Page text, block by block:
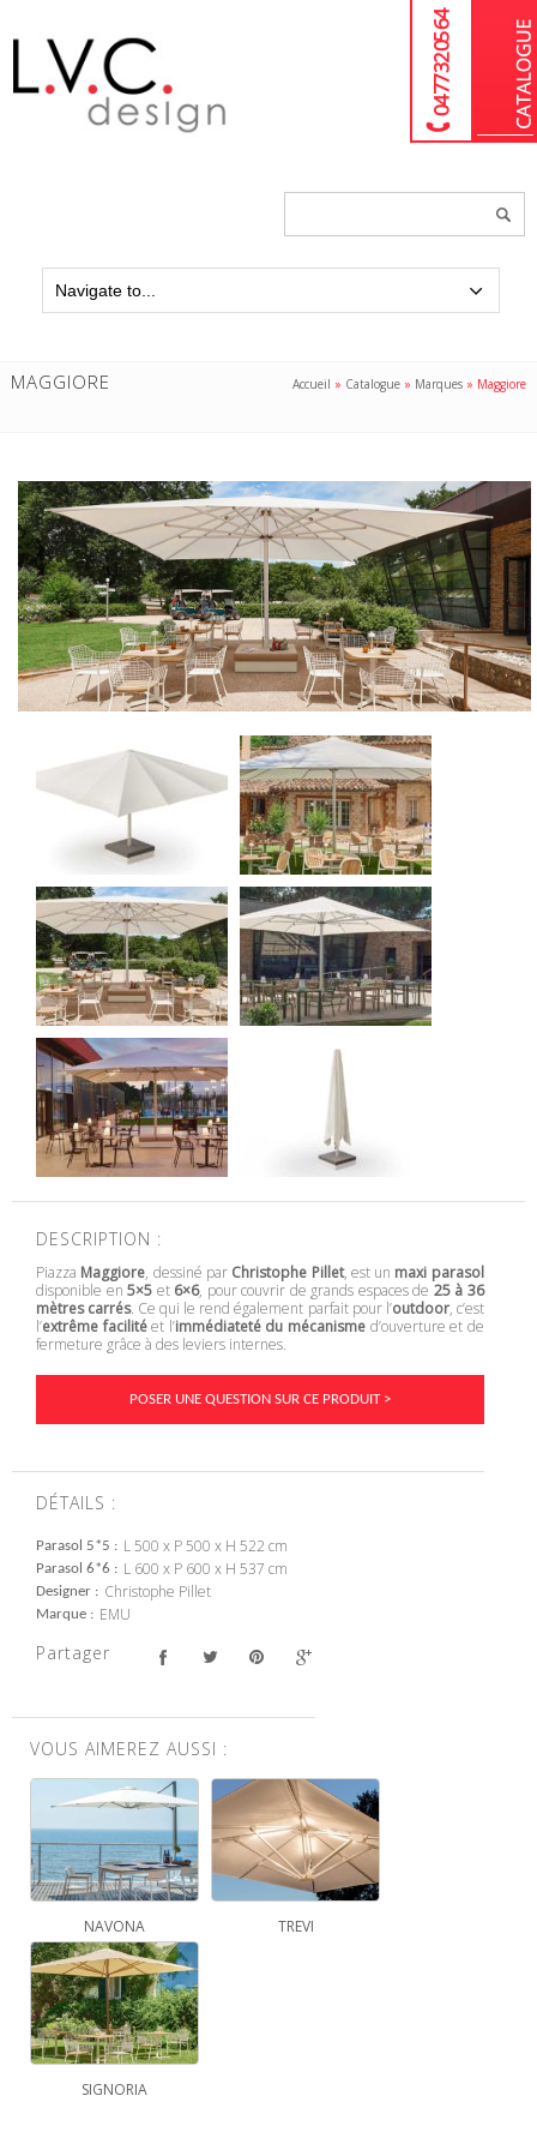
04 77 32 05 64
MAGGIORE Accueil » Catalogue » Marques » Maggiore
DESCRIPTION :
Piazza Maggiore, dessiné par Christophe Pillet, est un maxi parasol
disponible en5×5 et 6×6, pour couvrir de grands espaces de 25 à 36
mètres carrés. Ce qui le rend également parfait pour l’outdoor, c’est
l’extrême facilitéet l’immédiateté du mécanismed’ouverture et de
fermeture grâce à des leviers internes.
POSER UNE QUESTION SUR CE PRODUIT >
DÉTAILS :
Parasol 5*5 L 500 x P 500 x H 522 cm
Parasol 6*6 L 600 x P 600 x H 537 cm
Designer Christophe Pillet
Marque EMU
Partager
VOUS AIMEREZ AUSSI :
NAVONA TREVI
SIGNORIA